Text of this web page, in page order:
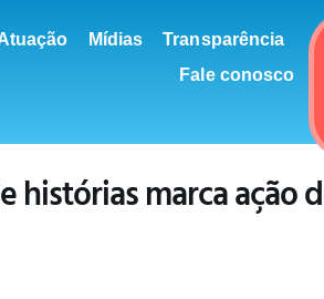
Mídias
Transparência
Fale conosco
histórias marca ação